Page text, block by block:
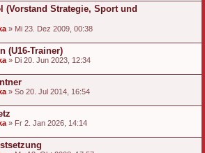
(Vorstand Strategie, Sport und
» Mi 23. Dez 2009, 00:38
(U16-Trainer)
» Di 20. Jun 2023, 12:34
» So 20. Jul 2014, 16:54
» Fr 2. Jan 2026, 14:14